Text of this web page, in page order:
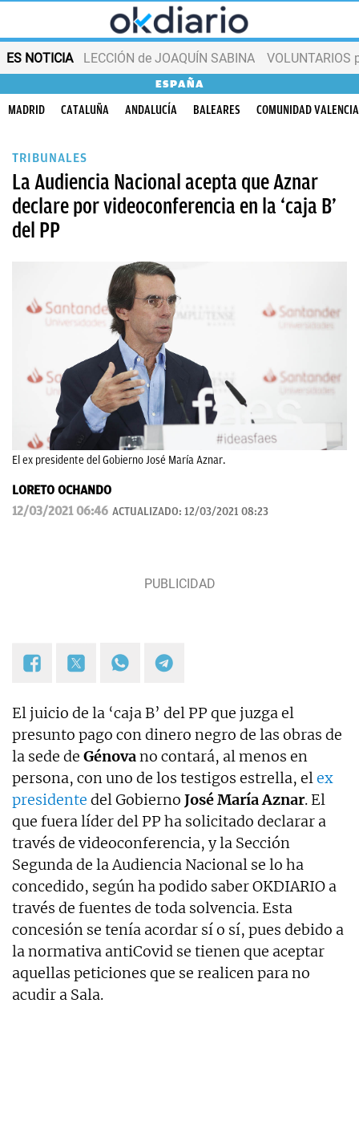
ES NOTICIA LECCIÓN de JOAQUÍN SABINA VOLUNTARIOS
ESPAÑA
MADRID CATALUÑA ANDALUCÍA BALEARES COMUNIDAD
TRIBUNALES
La Audiencia Nacional acepta que Aznar
declare por videoconferencia en la ‘caja B’
del PP
El ex presidente del Gobierno José María Aznar.
LORETO OCHANDO
12/03/2021 06:46 ACTUALIZADO: 12/03/2021 08:23
El juicio de la ‘caja B’ del PP que juzga el
presunto pago con dinero negro de las obras de
la sede de Génovano contará, al menos en
persona, con uno de los testigos estrella, elex
presidente del Gobierno José María Aznar. El
que fuera líder del PP ha solicitado declarar a
través de videoconferencia, y la Sección
Segunda de la Audiencia Nacional se lo ha
concedido, según ha podido saber OKDIARIO a
través de fuentes de toda solvencia. Esta
concesión se tenía acordar sí o sí, pues debido a
la normativa antiCovid se tienen que aceptar
aquellas peticiones que se realicen para no
acudir a Sala.